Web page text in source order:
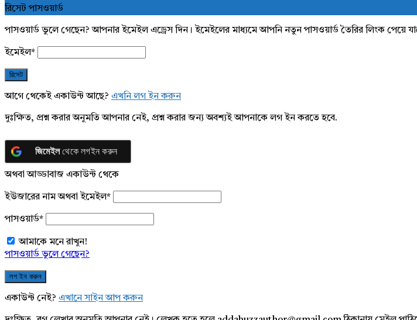
রিসেট পাসওয়ার্ড
পাসওয়ার্ড ভুলে গেছেন? আপনার ইমেইল এড্রেস দিন। ইমেইলের মাধ্যমে আপনি নতুন পাসওয়ার্ড তৈরির লিংক পেয়ে
ইমেইল*
আগে থেকেই একাউন্ট আছে? এখনি লগ ইন করুন
দুঃক্ষিত, প্রশ্ন করার অনুমতি আপনার নেই, প্রশ্ন করার জন্য অবশ্যই আপনাকে লগ ইন করতে হবে.
জিমেইলথেকে লগইন করুন
অথবা আড্ডাবাজ একাউন্ট থেকে
ইউজারের নাম অথবা ইমেইল*
পাসওয়ার্ড*
আমাকে মনে রাখুন!
পাসওয়ার্ড ভুলে গেছেন?
একাউন্ট নেই? এখানে সাইন আপ করুন